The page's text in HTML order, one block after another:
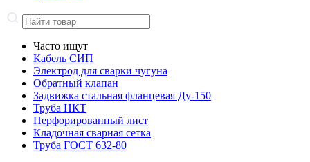
Часто ищут
Кабель СИП
Электрод для сварки чугуна
Обратный клапан
Задвижка стальная фланцевая Ду-150
Труба НКТ
Перфорированный лист
Кладочная сварная сетка
Труба ГОСТ 632-80